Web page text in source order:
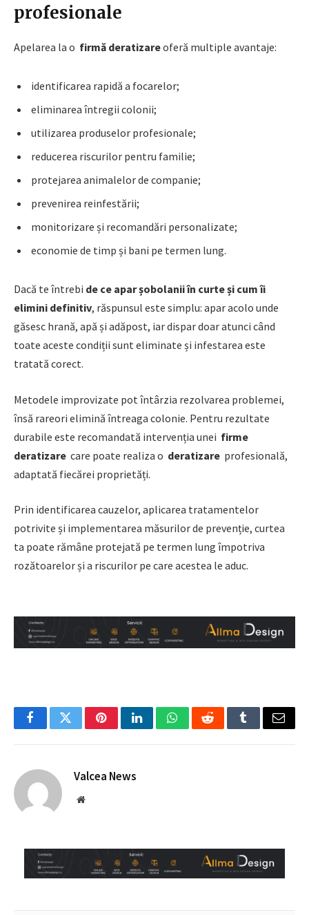
profesionale
Apelarea la o firmă deratizareoferă multiple avantaje:
identificarea rapidă a focarelor;
eliminarea întregii colonii;
utilizarea produselor profesionale;
reducerea riscurilor pentru familie;
protejarea animalelor de companie;
prevenirea reinfestării;
monitorizare și recomandări personalizate;
economie de timp și bani pe termen lung.
Dacă te întrebi de ce apar șobolanii în curte și cum îi
elimini definitiv, răspunsul este simplu: apar acolo unde
găsesc hrană, apă și adăpost, iar dispar doar atunci când
toate aceste condiții sunt eliminate și infestarea este
tratată corect.
Metodele improvizate pot întârzia rezolvarea problemei,
însă rareori elimină întreaga colonie. Pentru rezultate
durabile este recomandată intervenția unei firme
deratizare care poate realiza o deratizare profesională,
adaptată fiecărei proprietăți.
Prin identificarea cauzelor, aplicarea tratamentelor
potrivite și implementarea măsurilor de prevenție, curtea
ta poate rămâne protejată pe termen lung împotriva
rozătoarelor și a riscurilor pe care acestea le aduc.
FacebookTwitterPinterestLinkedInWhatsAppRedditTumblrEmail
Valcea News
Website